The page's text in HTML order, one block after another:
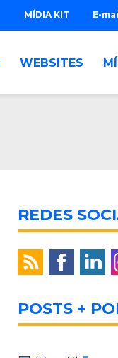
E-
MÍDIA KIT
WEBSITES
REDES
POSTS +